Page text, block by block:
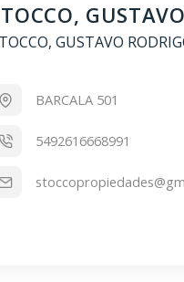
GUSTAVO
BARCALA 501
5492616668991